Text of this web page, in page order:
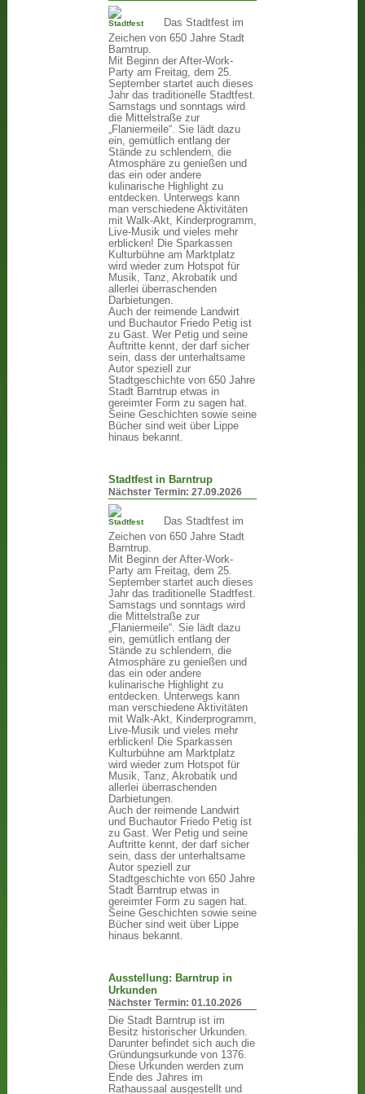
Das Stadtfest im
Zeichen von 650 Jahre Stadt
Barntrup.
Mit Beginn der After-Work-
Party am Freitag, dem 25.
September startet auch dieses
Jahr das traditionelle Stadtfest.
Samstags und sonntags wird
die Mittelstraße zur
„Flaniermeile“. Sie lädt dazu
ein, gemütlich entlang der
Stände zu schlendern, die
Atmosphäre zu genießen und
das ein oder andere
kulinarische Highlight zu
entdecken. Unterwegs kann
man verschiedene Aktivitäten
mit Walk-Akt, Kinderprogramm,
Live-Musik und vieles mehr
erblicken! Die Sparkassen
Kulturbühne am Marktplatz
wird wieder zum Hotspot für
Musik, Tanz, Akrobatik und
allerlei überraschenden
Darbietungen.
Auch der reimende Landwirt
und Buchautor Friedo Petig ist
zu Gast. Wer Petig und seine
Auftritte kennt, der darf sicher
sein, dass der unterhaltsame
Autor speziell zur
Stadtgeschichte von 650 Jahre
Stadt Barntrup etwas in
gereimter Form zu sagen hat.
Seine Geschichten sowie seine
Bücher sind weit über Lippe
hinaus bekannt.
Stadtfest in Barntrup
Nächster Termin: 27.09.2026
Das Stadtfest im
Zeichen von 650 Jahre Stadt
Barntrup.
Mit Beginn der After-Work-
Party am Freitag, dem 25.
September startet auch dieses
Jahr das traditionelle Stadtfest.
Samstags und sonntags wird
die Mittelstraße zur
„Flaniermeile“. Sie lädt dazu
ein, gemütlich entlang der
Stände zu schlendern, die
Atmosphäre zu genießen und
das ein oder andere
kulinarische Highlight zu
entdecken. Unterwegs kann
man verschiedene Aktivitäten
mit Walk-Akt, Kinderprogramm,
Live-Musik und vieles mehr
erblicken! Die Sparkassen
Kulturbühne am Marktplatz
wird wieder zum Hotspot für
Musik, Tanz, Akrobatik und
allerlei überraschenden
Darbietungen.
Auch der reimende Landwirt
und Buchautor Friedo Petig ist
zu Gast. Wer Petig und seine
Auftritte kennt, der darf sicher
sein, dass der unterhaltsame
Autor speziell zur
Stadtgeschichte von 650 Jahre
Stadt Barntrup etwas in
gereimter Form zu sagen hat.
Seine Geschichten sowie seine
Bücher sind weit über Lippe
hinaus bekannt.
Ausstellung: Barntrup in
Urkunden
Nächster Termin: 01.10.2026
Die Stadt Barntrup ist im
Besitz historischer Urkunden.
Darunter befindet sich auch die
Gründungsurkunde von 1376.
Diese Urkunden werden zum
Ende des Jahres im
Rathaussaal ausgestellt und